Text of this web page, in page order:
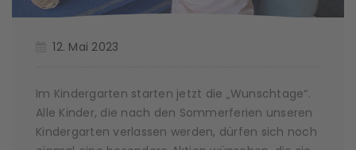
12. Mai 2023
Im Kindergarten starten jetzt die „Wunschtage“.
Alle Kinder, die nach den Sommerferien unseren
Kindergarten verlassen werden, dürfen sich noch